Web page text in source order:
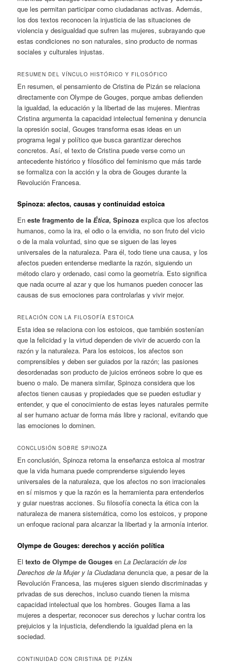
que les permitan participar como ciudadanas activas. Además,
los dos textos reconocen la injusticia de las situaciones de
violencia y desigualdad que sufren las mujeres, subrayando que
estas condiciones no son naturales, sino producto de normas
sociales y culturales injustas.
RESUMEN DEL VÍNCULO HISTÓRICO Y FILOSÓFICO
En resumen, el pensamiento de Cristina de Pizán se relaciona
directamente con Olympe de Gouges, porque ambas defienden
la igualdad, la educación y la libertad de las mujeres. Mientras
Cristina argumenta la capacidad intelectual femenina y denuncia
la opresión social, Gouges transforma esas ideas en un
programa legal y político que busca garantizar derechos
concretos. Así, el texto de Cristina puede verse como un
antecedente histórico y filosófico del feminismo que más tarde
se formaliza con la acción y la obra de Gouges durante la
Revolución Francesa.
Spinoza: afectos, causas y continuidad estoica
Eneste fragmento de laÉtica, Spinoza explica que los afectos
humanos, como la ira, el odio o la envidia, no son fruto del vicio
o de la mala voluntad, sino que se siguen de las leyes
universales de la naturaleza. Para él, todo tiene una causa, y los
afectos pueden entenderse mediante la razón, siguiendo un
método claro y ordenado, casi como la geometría. Esto significa
que nada ocurre al azar y que los humanos pueden conocer las
causas de sus emociones para controlarlas y vivir mejor.
RELACIÓN CON LA FILOSOFÍA ESTOICA
Esta idea se relaciona con los estoicos, que también sostenían
que la felicidad y la virtud dependen de vivir de acuerdo con la
razón y la naturaleza. Para los estoicos, los afectos son
comprensibles y deben ser guiados por la razón; las pasiones
desordenadas son producto de juicios erróneos sobre lo que es
bueno o malo. De manera similar, Spinoza considera que los
afectos tienen causas y propiedades que se pueden estudiar y
entender, y que el conocimiento de estas leyes naturales permite
al ser humano actuar de forma más libre y racional, evitando que
las emociones lo dominen.
CONCLUSIÓN SOBRE SPINOZA
En conclusión, Spinoza retoma la enseñanza estoica al mostrar
que la vida humana puede comprenderse siguiendo leyes
universales de la naturaleza, que los afectos no son irracionales
en sí mismos y que la razón es la herramienta para entenderlos
y guiar nuestras acciones. Su filosofía conecta la ética con la
naturaleza de manera sistemática, como los estoicos, y propone
un enfoque racional para alcanzar la libertad y la armonía interior.
Olympe de Gouges: derechos y acción política
Eltexto de Olympe de Gouges enLa Declaración de los
Derechos de la Mujer y la Ciudadana denuncia que, a pesar de la
Revolución Francesa, las mujeres siguen siendo discriminadas y
privadas de sus derechos, incluso cuando tienen la misma
capacidad intelectual que los hombres. Gouges llama a las
mujeres a despertar, reconocer sus derechos y luchar contra los
prejuicios y la injusticia, defendiendo la igualdad plena en la
sociedad.
CONTINUIDAD CON CRISTINA DE PIZÁN